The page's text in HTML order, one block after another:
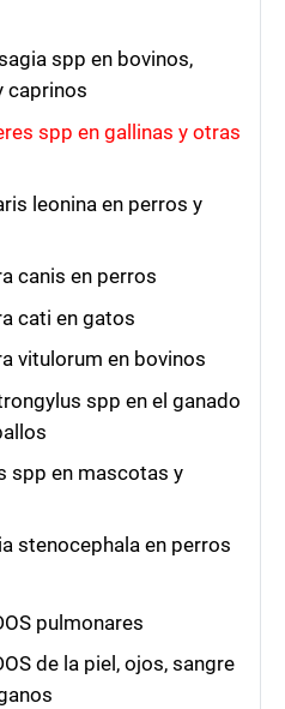
spp en bovinos,
caprinos
spp en gallinas y otras
leonina en perros y
canis en perros
cati en gatos
vitulorum en bovinos
spp en el ganado
spp en mascotas y
stenocephala en perros
pulmonares
de la piel, ojos, sangre